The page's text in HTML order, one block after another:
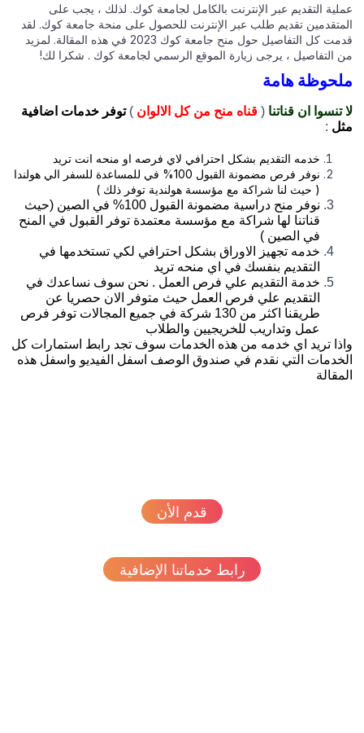
التقديم عبر الإنترنت بالكامل لجامعة كوك. لذلك ، يجب على
تقديم طلب عبر الإنترنت للحصول على منحة جامعة كوك. لقد
قدمت كل التفاصيل حول منح جامعة كوك 2023 في هذه المقالة. لمزيد
التفاصيل ، يرجى زيارة الموقع الرسمي لجامعة كوك . شكرا لك!
هامة
تنسوا ان قناتنا( قناه منح من كل الالوان) توفر خدمات اضافية
:
خدمه التقديم بشكل احترافي لاي فرصه او منحه انت تريد
نوفر فرص مضمونة القبول 100% في للمساعدة للسفر الي هولندا
( حيث لنا شراكة مع مؤسسة هولندية توفر ذلك )
نوفر منح دراسية مضمونة القبول 100% في الصين (حيث
قناتنا لها شراكة مع مؤسسة معتمدة توفر القبول في المنح
في الصين )
خدمه تجهيز الاوراق بشكل احترافي لكي تستخدمها في
التقديم بنفسك في اي منحه تريد
خدمة التقديم علي فرص العمل . نحن سوف نساعدك في
التقديم علي فرص العمل حيث متوفر الان حصريا عن
طريقنا اكثر من 130 شركة في جميع المجالات توفر فرص
عمل وتداريب للخريجيين والطلاب
تريد اي خدمه من هذه الخدمات سوف تجد رابط استمارات كل
التي نقدم في صندوق الوصف اسفل الفيديو واسفل هذه
قدم الأن
رابط خدماتنا الإضافية